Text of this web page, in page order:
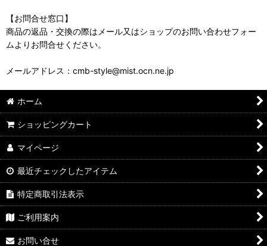
【お問合せ窓口】
商品の返品・交換の際はメール又はショップのお問い合わせフォー
ムよりお問合せください。
メールアドレス：cmb-style@mist.ocn.ne.jp
ホーム
ショッピングカート
マイページ
最近チェックしたアイテム
特定商取引法表示
ご利用案内
お問い合せ